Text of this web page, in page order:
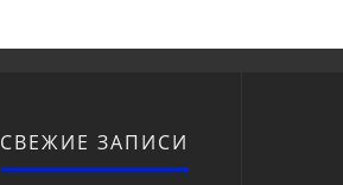
СВЕЖИЕ ЗАПИСИ